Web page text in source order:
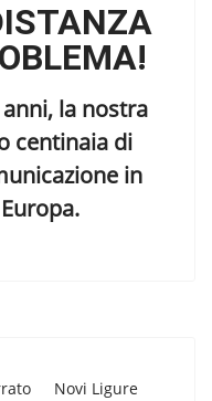
la nostra
centinaia di
in
Novi Ligure